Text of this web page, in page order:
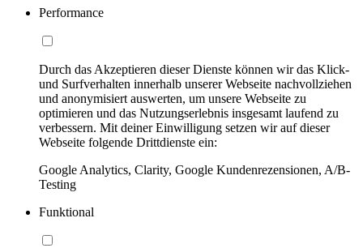
Performance
Durch das Akzeptieren dieser Dienste können wir das Klick-
und Surfverhalten innerhalb unserer Webseite nachvollziehen
und anonymisiert auswerten, um unsere Webseite zu
optimieren und das Nutzungserlebnis insgesamt laufend zu
verbessern. Mit deiner Einwilligung setzen wir auf dieser
Webseite folgende Drittdienste ein:
Google Analytics, Clarity, Google Kundenrezensionen, A/B-
Testing
Funktional